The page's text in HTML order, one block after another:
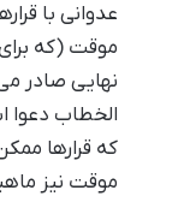
عدوانی با
موقت (که
نهایی صادر
الخطاب دعوا
که قرارها
موقت نیز